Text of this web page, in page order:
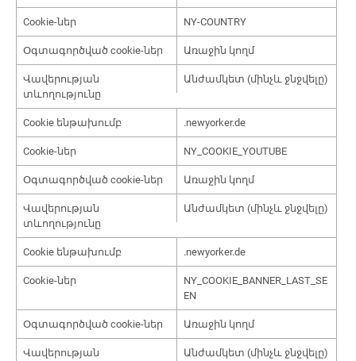
Cookie-ներ NY-COUNTRY
Օգտագործված cookie-ներ Առաջին կողմ
Վավերության
տևողությունը
Անժամկետ (մինչև ջնջվելը)
Cookie ենթախումբ .newyorker.de
Cookie-ներ NY_COOKIE_YOUTUBE
Օգտագործված cookie-ներ Առաջին կողմ
Վավերության
տևողությունը
Անժամկետ (մինչև ջնջվելը)
Cookie ենթախումբ .newyorker.de
Cookie-ներ
NY_COOKIE_BANNER_LAST_SE
EN
Օգտագործված cookie-ներ Առաջին կողմ
Վավերության
Անժամկետ (մինչև ջնջվելը)